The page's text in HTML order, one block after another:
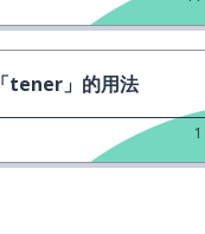
「tener」的用法
1